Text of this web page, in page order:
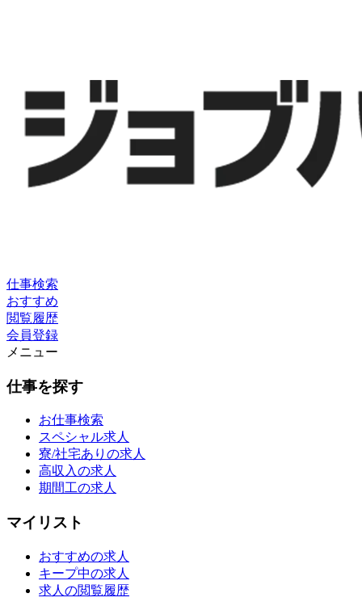
仕事検索
おすすめ
閲覧履歴
会員登録
メニュー
仕事を探す
お仕事検索
スペシャル求人
寮/社宅ありの求人
高収入の求人
期間工の求人
マイリスト
おすすめの求人
キープ中の求人
求人の閲覧履歴